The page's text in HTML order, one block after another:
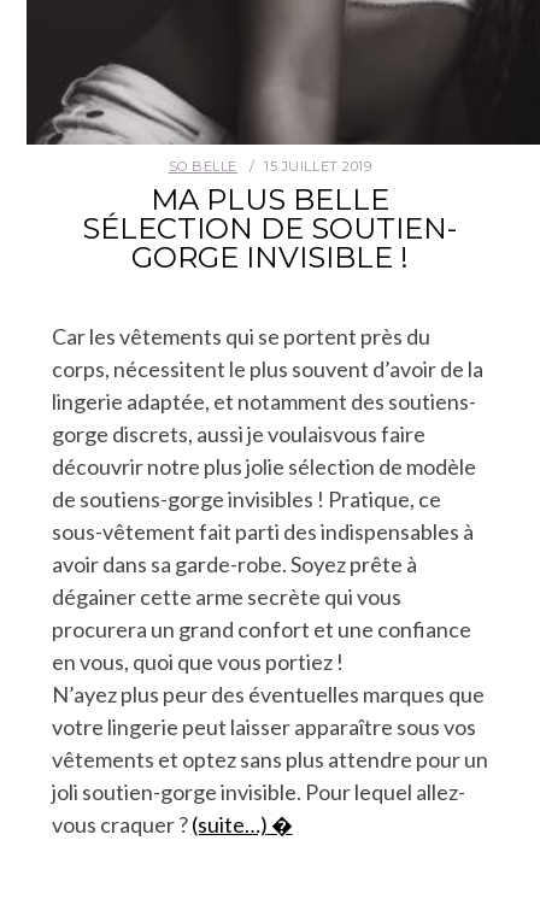
SO BELLE 15 JUILLET 2019
MA PLUS BELLE
SÉLECTION DE SOUTIEN-
GORGE INVISIBLE !
Car les vêtements qui se portent près du
corps, nécessitent le plus souvent d’avoir de la
lingerie adaptée, et notamment des soutiens-
gorge discrets, aussi je voulaisvous faire
découvrir notre plus jolie sélection de modèle
de soutiens-gorge invisibles ! Pratique, ce
sous-vêtement fait parti des indispensables à
avoir dans sa garde-robe. Soyez prête à
dégainer cette arme secrète qui vous
procurera un grand confort et une confiance
en vous, quoi que vous portiez !
N’ayez plus peur des éventuelles marques que
votre lingerie peut laisser apparaître sous vos
vêtements et optez sans plus attendre pour un
joli soutien-gorge invisible. Pour lequel allez-
vous craquer ?(suite…)